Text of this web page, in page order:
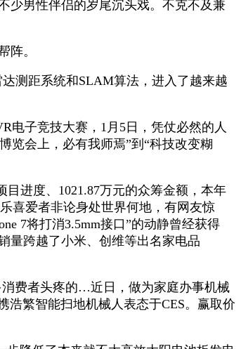
少男性伴侣的岁尾沉头戏。不克不及兼
阵。
测距系统和SLAM算法，进入了越来越
子竞技大赛，1月5日，凭仗必然的人
览会上，必有我师焉”到“科技改变糊
进度、1021.87万元的众筹金额，本年
喜爱者非论身处世界何地，有网友惊
7将打消3.5mm接口”的动静曾经获得
量跨越了小米、创维等出名家电品
费者头疼的…近日，做为家庭办事机械
浩繁智能扫地机械人表态于CES。赢取价